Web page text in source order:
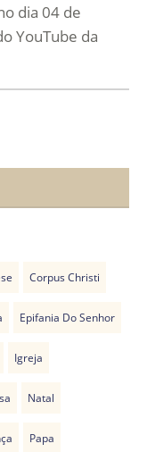
dia 04 de
YouTube da
Corpus Christi
Epifania Do Senhor
Igreja
Natal
Papa